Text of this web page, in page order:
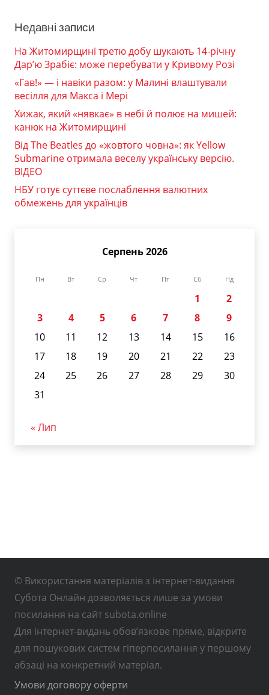
Недавні записи
На Житомирщині третю добу шукають 14-річну
Дар’ю Зрабіє: може перебувати у Кривому Розі
«Гав!» — і навіки разом: у Малині влаштували
весілля для Макса і Мері
Хижак, який «нявкає» в небі й полює на мишей:
канюк на Житомирщині
Від The Beatles до «жовтого човна»: як Yellow
Submarine отримала веселу українську версію.
ВІДЕО
НБУ готує суттєве послаблення валютних
обмежень для українців
Серпень 2026
Пн Вт Ср Чт Пт Сб Нд
1
2
3
4 5 6 7 8
9
10
11 12 13 14 15
16
17
18 19 20 21 22
23
24
25 26 27 28 29
30
31
« Лип
© Використання матеріалів з інтернет-видання
Субота Онлайн дозволяється лише за умови
посилання на сайт subota.online
Для інтернет-видань обов’язкове пряме, відкрите
для пошукових систем гіперпосилання у першому
абзаці на конкретний матеріал.
Умови договору оферти